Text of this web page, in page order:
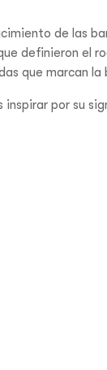
de las
definieron
que marcan
inspirar por su